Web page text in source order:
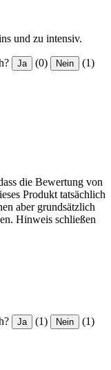
und zu intensiv.
Ja (0) Nein (1)
die Bewertung von
Produkt tatsächlich
aber grundsätzlich
Hinweis schließen
Ja (1) Nein (1)